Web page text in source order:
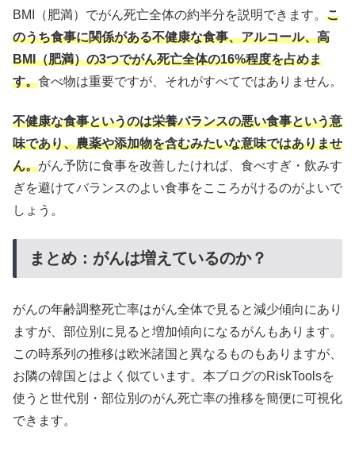
BMI（肥満）でがん死亡全体の約半分を説明できます。 こ
のうち食事に関係がある不健康な食事、アルコール、高
BMI（肥満）の3つでがん死亡全体の16%程度を占めま
す。食べ物は重要ですが、それがすべてではありません。
不健康な食事というのは栄養バランスの悪い食事という意
味であり、農薬や添加物を含むみたいな意味ではありませ
ん。がん予防に食事を改善したければ、食べすぎ・飲みす
ぎを避けてバランスのよい食事をこころがけるのがよいで
しょう。
まとめ：がんは増えているのか？
がんの年齢調整死亡率はがん全体で見ると減少傾向にあり
ますが、部位別に見ると増加傾向になるがんもあります。
この時系列の推移は欧米諸国と異なるものもありますが、
お隣の韓国とはよく似ています。本ブログのRiskToolsを
使うと世代別・部位別のがん死亡率の推移を簡便に可視化
できます。